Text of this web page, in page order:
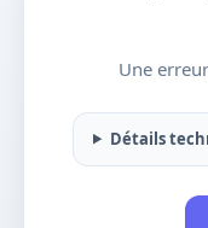
Une
Détails